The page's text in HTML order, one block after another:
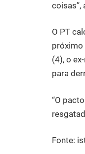
coisas”,
O PT
próximo
(4), o
para
“O
Fonte: